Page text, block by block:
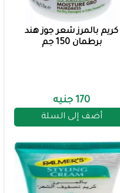
كريم بالمرز شعر جوز هند
برطمان 150 جم
170 جنيه
أضف إلى السلة